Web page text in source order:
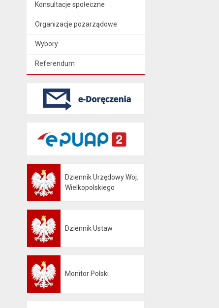
Konsultacje społeczne
Organizacje pozarządowe
Wybory
Referendum
Dziennik Urzędowy Woj.
Wielkopolskiego
Dziennik Ustaw
Monitor Polski